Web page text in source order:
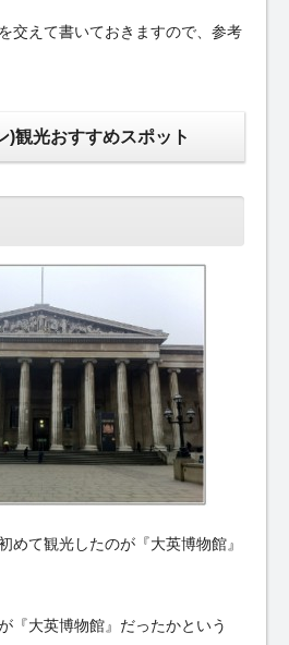
交えて書いておきますので、参考
)観光おすすめスポット
めて観光したのが『大英博物館』
『大英博物館』だったかという